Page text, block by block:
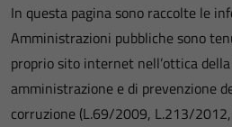
In questa pagina sono raccolte le
Amministrazioni pubbliche sono
proprio sito internet nell’ottica
amministrazione e di prevenzione
corruzione (L.69/2009, L.213/